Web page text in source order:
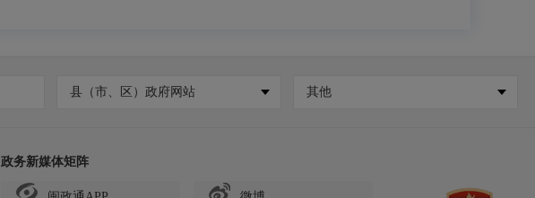
县（市、区）政府网站 其他
政务新媒体矩阵